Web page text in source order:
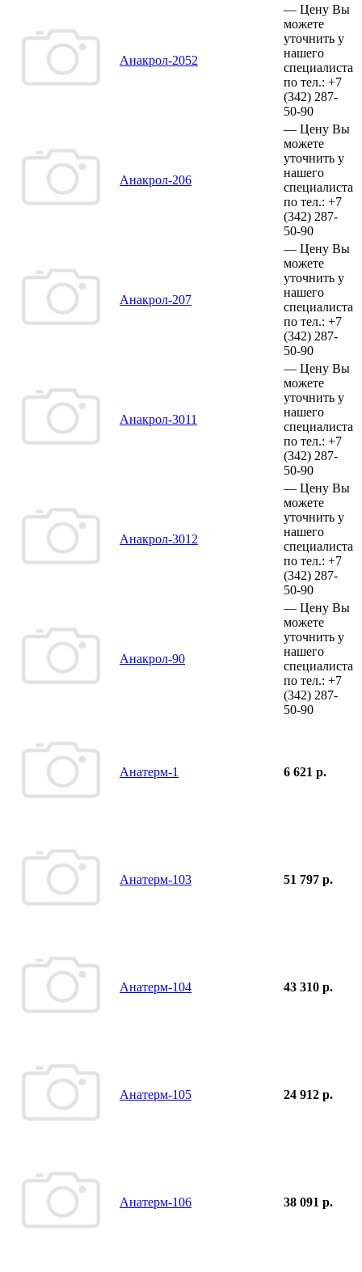
Анакрол-2052
— Цену Вы
можете
уточнить у
нашего
специалиста
по тел.: +7
(342) 287-
50-90
Анакрол-206
— Цену Вы
можете
уточнить у
нашего
специалиста
по тел.: +7
(342) 287-
50-90
Анакрол-207
— Цену Вы
можете
уточнить у
нашего
специалиста
по тел.: +7
(342) 287-
50-90
Анакрол-3011
— Цену Вы
можете
уточнить у
нашего
специалиста
по тел.: +7
(342) 287-
50-90
Анакрол-3012
— Цену Вы
можете
уточнить у
нашего
специалиста
по тел.: +7
(342) 287-
50-90
Анакрол-90
— Цену Вы
можете
уточнить у
нашего
специалиста
по тел.: +7
(342) 287-
50-90
Анатерм-1 6 621 р.
Анатерм-103 51 797 р.
Анатерм-104 43 310 р.
Анатерм-105 24 912 р.
Анатерм-106 38 091 р.